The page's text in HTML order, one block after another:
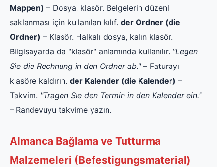
Mappen) – Dosya, klasör. Belgelerin düzenli
saklanması için kullanılan kılıf. der Ordner (die
Ordner) – Klasör. Halkalı dosya, kalın klasör.
Bilgisayarda da "klasör" anlamında kullanılır. "Legen
Sie die Rechnung in den Ordner ab."– Faturayı
klasöre kaldırın. der Kalender (die Kalender) –
Takvim. "Tragen Sie den Termin in den Kalender ein."
– Randevuyu takvime yazın.
Almanca Bağlama ve Tutturma
Malzemeleri (Befestigungsmaterial)